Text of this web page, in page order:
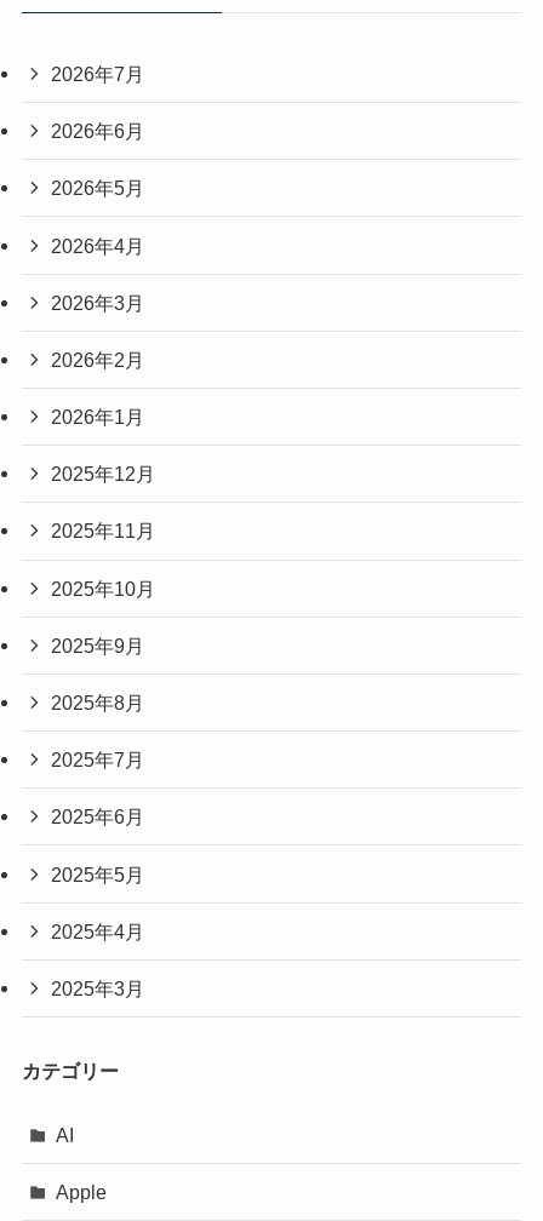
2026年7月
2026年6月
2026年5月
2026年4月
2026年3月
2026年2月
2026年1月
2025年12月
2025年11月
2025年10月
2025年9月
2025年8月
2025年7月
2025年6月
2025年5月
2025年4月
2025年3月
カテゴリー
AI
Apple